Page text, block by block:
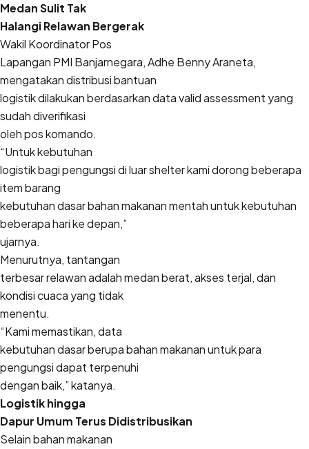
Medan Sulit Tak
Halangi Relawan Bergerak
Wakil Koordinator Pos
Lapangan PMI Banjarnegara, Adhe Benny Araneta,
mengatakan distribusi bantuan
logistik dilakukan berdasarkan data valid assessment yang
sudah diverifikasi
oleh pos komando.
“Untuk kebutuhan
logistik bagi pengungsi di luar shelter kami dorong beberapa
item barang
kebutuhan dasar bahan makanan mentah untuk kebutuhan
beberapa hari ke depan,”
ujarnya.
Menurutnya, tantangan
terbesar relawan adalah medan berat, akses terjal, dan
kondisi cuaca yang tidak
menentu.
“Kami memastikan, data
kebutuhan dasar berupa bahan makanan untuk para
pengungsi dapat terpenuhi
dengan baik,” katanya.
Logistik hingga
Dapur Umum Terus Didistribusikan
Selain bahan makanan